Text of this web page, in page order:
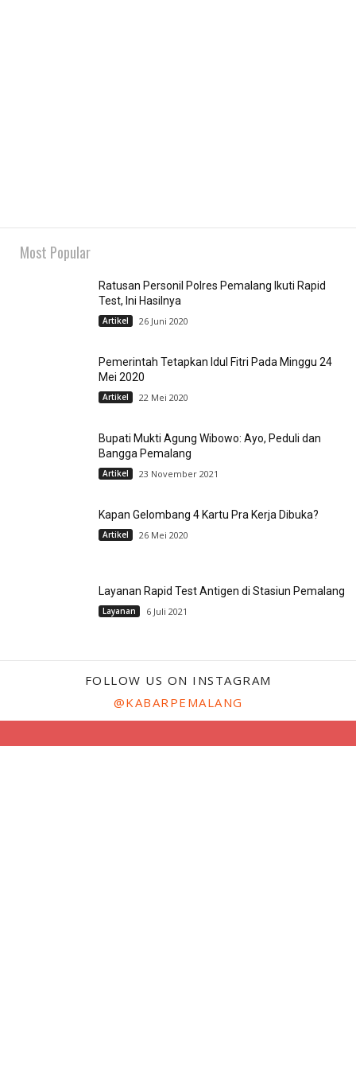
Most Popular
Ratusan Personil Polres Pemalang Ikuti Rapid
Test, Ini Hasilnya
Artikel 26 Juni 2020
Pemerintah Tetapkan Idul Fitri Pada Minggu 24
Mei 2020
Artikel 22 Mei 2020
Bupati Mukti Agung Wibowo: Ayo, Peduli dan
Bangga Pemalang
Artikel 23 November 2021
Kapan Gelombang 4 Kartu Pra Kerja Dibuka?
Artikel 26 Mei 2020
Layanan Rapid Test Antigen di Stasiun Pemalang
Layanan 6 Juli 2021
FOLLOW US ON INSTAGRAM
@KABARPEMALANG